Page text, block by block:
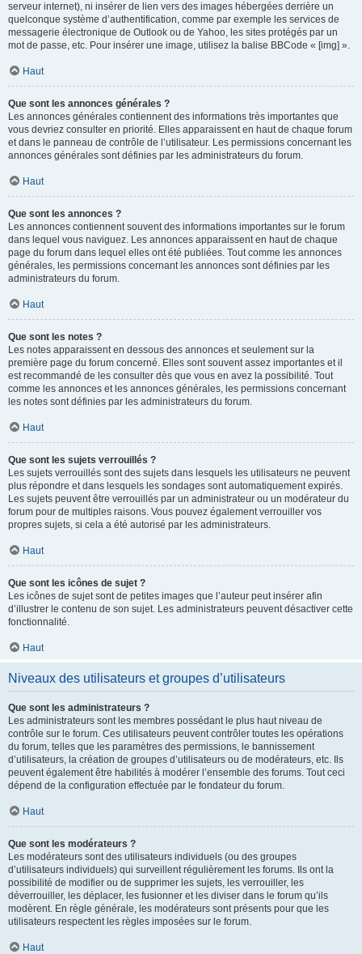
serveur internet), ni insérer de lien vers des images hébergées derrière un
quelconque système d’authentification, comme par exemple les services de
messagerie électronique de Outlook ou de Yahoo, les sites protégés par un
mot de passe, etc. Pour insérer une image, utilisez la balise BBCode « [img] ».
Haut
Que sont les annonces générales ?
Les annonces générales contiennent des informations très importantes que
vous devriez consulter en priorité. Elles apparaissent en haut de chaque forum
et dans le panneau de contrôle de l’utilisateur. Les permissions concernant les
annonces générales sont définies par les administrateurs du forum.
Haut
Que sont les annonces ?
Les annonces contiennent souvent des informations importantes sur le forum
dans lequel vous naviguez. Les annonces apparaissent en haut de chaque
page du forum dans lequel elles ont été publiées. Tout comme les annonces
générales, les permissions concernant les annonces sont définies par les
administrateurs du forum.
Haut
Que sont les notes ?
Les notes apparaissent en dessous des annonces et seulement sur la
première page du forum concerné. Elles sont souvent assez importantes et il
est recommandé de les consulter dès que vous en avez la possibilité. Tout
comme les annonces et les annonces générales, les permissions concernant
les notes sont définies par les administrateurs du forum.
Haut
Que sont les sujets verrouillés ?
Les sujets verrouillés sont des sujets dans lesquels les utilisateurs ne peuvent
plus répondre et dans lesquels les sondages sont automatiquement expirés.
Les sujets peuvent être verrouillés par un administrateur ou un modérateur du
forum pour de multiples raisons. Vous pouvez également verrouiller vos
propres sujets, si cela a été autorisé par les administrateurs.
Haut
Que sont les icônes de sujet ?
Les icônes de sujet sont de petites images que l’auteur peut insérer afin
d’illustrer le contenu de son sujet. Les administrateurs peuvent désactiver cette
fonctionnalité.
Haut
Niveaux des utilisateurs et groupes d’utilisateurs
Que sont les administrateurs ?
Les administrateurs sont les membres possédant le plus haut niveau de
contrôle sur le forum. Ces utilisateurs peuvent contrôler toutes les opérations
du forum, telles que les paramètres des permissions, le bannissement
d’utilisateurs, la création de groupes d’utilisateurs ou de modérateurs, etc. Ils
peuvent également être habilités à modérer l’ensemble des forums. Tout ceci
dépend de la configuration effectuée par le fondateur du forum.
Haut
Que sont les modérateurs ?
Les modérateurs sont des utilisateurs individuels (ou des groupes
d’utilisateurs individuels) qui surveillent régulièrement les forums. Ils ont la
possibilité de modifier ou de supprimer les sujets, les verrouiller, les
déverrouiller, les déplacer, les fusionner et les diviser dans le forum qu’ils
modèrent. En règle générale, les modérateurs sont présents pour que les
utilisateurs respectent les règles imposées sur le forum.
Haut